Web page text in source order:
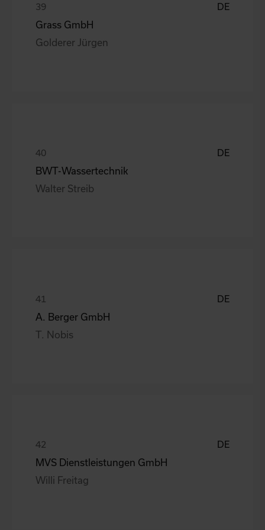
DE
Grass GmbH
Golderer Jürgen
DE
BWT-Wassertechnik
Walter Streib
DE
A. Berger GmbH
T. Nobis
DE
MVS Dienstleistungen GmbH
Willi Freitag